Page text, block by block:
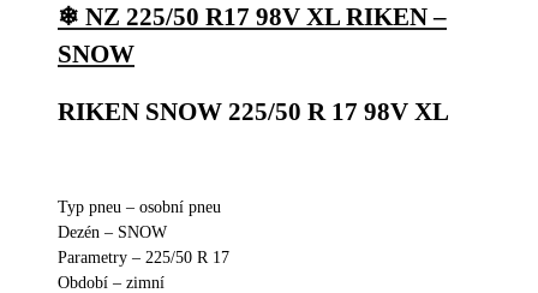
❄ NZ 225/50 R17 98V XL RIKEN –
SNOW
RIKEN SNOW 225/50 R 17 98V XL
Typ pneu – osobní pneu
Dezén – SNOW
Parametry – 225/50 R 17
Období – zimní